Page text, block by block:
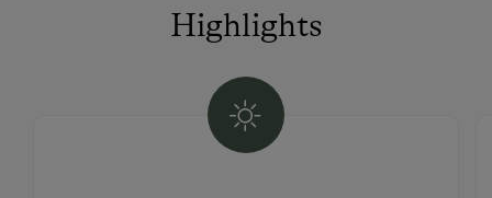
Highlights